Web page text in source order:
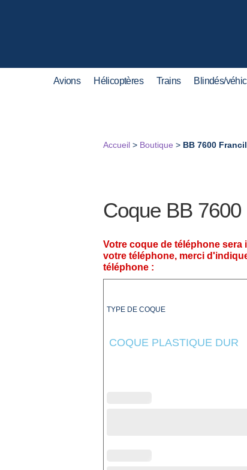
Avions Hélicoptères Trains Blindés/
Accueil > Boutique > BB 7600
Coque BB
Votre coque de téléphone sera
votre téléphone, merci
téléphone :
TYPE DE COQUE